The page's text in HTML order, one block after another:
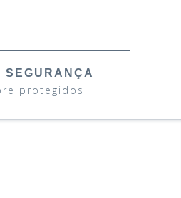
SEGURANÇA
protegidos